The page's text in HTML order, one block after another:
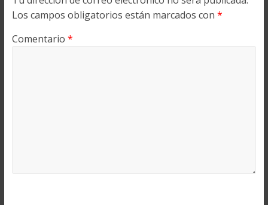
Los campos obligatorios están marcados con *
Comentario *